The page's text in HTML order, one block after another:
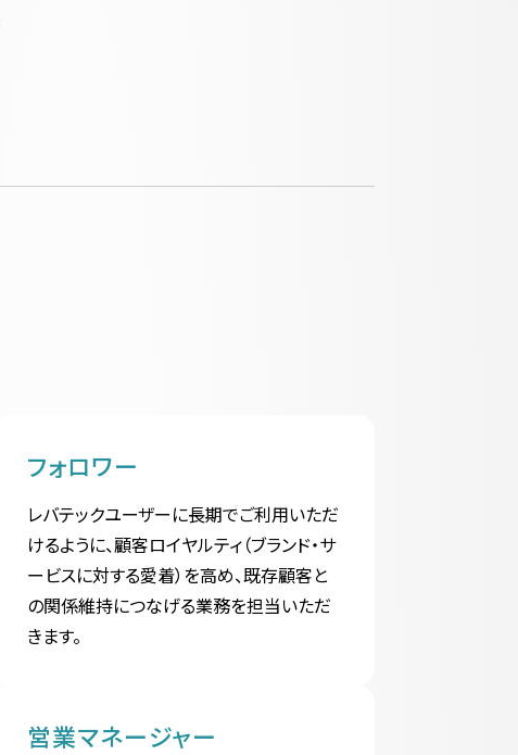
フォロワー
レバテックユーザーに長期でご利用いただ
けるように、顧客ロイヤルティ（ブランド・サ
ービスに対する愛着）を高め、既存顧客と
の関係維持につなげる業務を担当いただ
きます。
営業マネージャー